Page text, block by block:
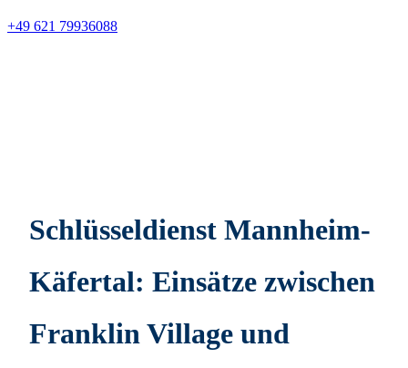
+49 621 79936088
Schlüsseldienst Mannheim-
Käfertal: Einsätze zwischen
Franklin Village und